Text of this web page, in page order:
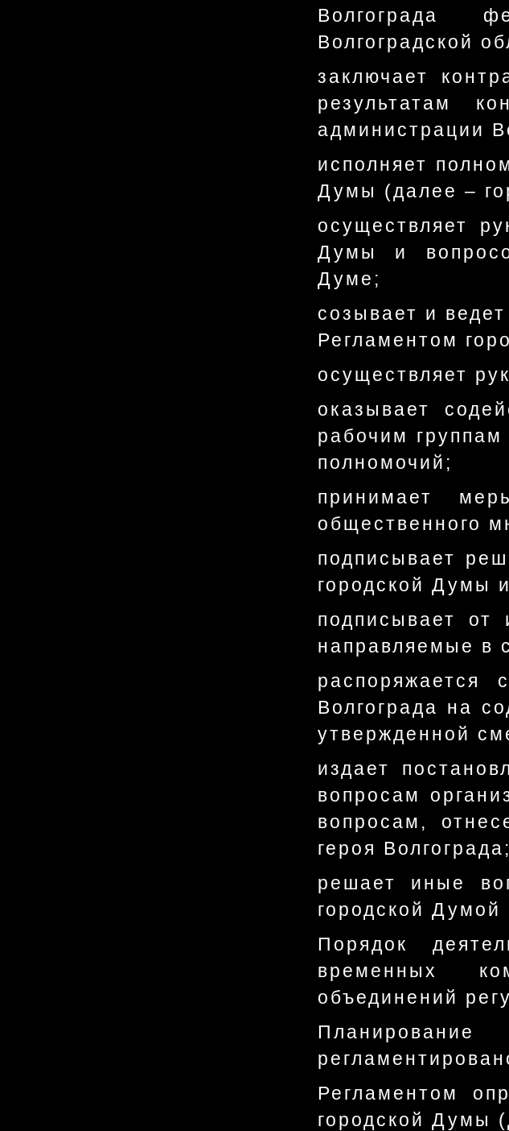
Волгограда
Волгоградской
заключает
результатам
администрации
исполняет
Думы (далее –
осуществляет
Думы и
Думе;
созывает и
Регламентом
осуществляет
оказывает
рабочим
полномочий;
принимает
общественного
подписывает
городской Думы
подписывает от
направляемые в
распоряжается
Волгограда на
утвержденной
издает
вопросам
вопросам,
героя Волгограда;
решает иные
городской
Порядок
временных
объединений
Регламентом
городской Думы